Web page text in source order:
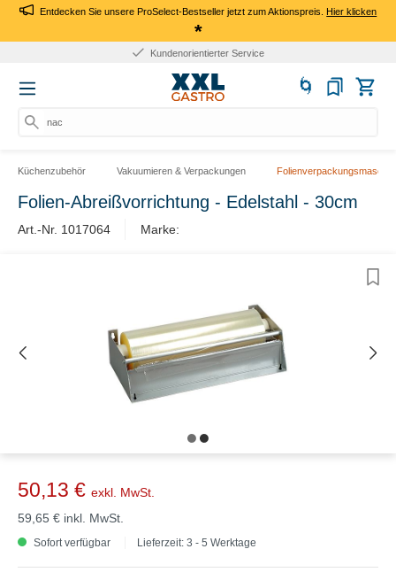
Entdecken Sie unsere ProSelect-Bestseller jetzt zum Aktionspreis.Hier klicken
*
Kundenorientierter Service
nach
Küchenzubehör Vakuumieren & Verpackungen
Folien-Abreißvorrichtung - Edelstahl - 30cm
Art.-Nr. 1017064 Marke:
50,13 € exkl. MwSt.
59,65 € inkl. MwSt.
Sofort verfügbar Lieferzeit: 3 - 5 Werktage